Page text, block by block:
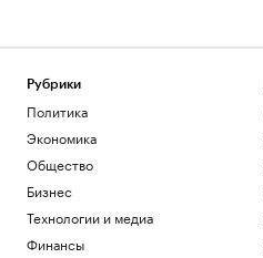
Рубрики
Политика
Экономика
Общество
Бизнес
Технологии и медиа
Финансы